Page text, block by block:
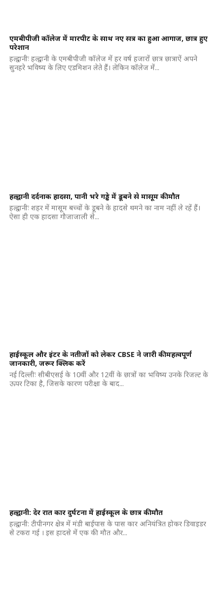
एमबीपीजी कॉलेज में मारपीट के साथ नए सत्र का हुआ आगाज, छात्र हुए
परेशान
हल्द्वानीः हल्द्वानी के एमबीपीजी कॉलेज में हर वर्ष हजारों छात्र छात्राऐं अपने
सुनहरे भविष्य के लिए एडमिशन लेते हैं। लेकिन कॉलेज में...
हल्द्वानी दर्दनाक हादसा, पानी भरे गड्ढे में डूबने से मासूम की मौत
हल्द्वानीः शहर में मासूम बच्चों के डूबने के हादसे थमने का नाम नहीं ले रहें हैं।
ऐसा ही एक हादसा गौजाजाली से...
हाईस्कूल और इंटर के नतीजों को लेकर CBSE ने जारी की महत्वपूर्ण
जानकारी, जरूर क्लिक करें
नई दिल्लीः सीबीएसई के 10वीं और 12वीं के छात्रों का भविष्य उनके रिजल्ट के
ऊपर टिका है, जिसके कारण परीक्षा के बाद...
हल्द्वानी: देर रात कार दुर्घटना में हाईस्कूल के छात्र की मौत
हल्द्वानी: टीपीनगर क्षेत्र में मंडी बाईपास के पास कार अनियंत्रित होकर डिवाइडर
से टकरा गई । इस हादसे में एक की मौत और...